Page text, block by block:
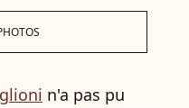
n'a pas pu